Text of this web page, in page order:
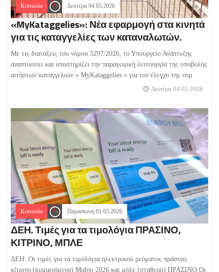
Κοινωνία Δευτέρα 04.05.2026
«MyKataggelies»: Νέα εφαρμογή στα κινητά
για τις καταγγελίες των καταναλωτών.
Με τις διατάξεις του νόμου 5297/2026, το Υπουργείο Ανάπτυξης
αναπτύσσει και υποστηρίζει την παραγωγική λειτουργία της υποβολής
αιτήσεων καταγγελιών « MyKataggelies » για τον έλεγχο της νομ
Δευτέρα 04.05.2026
Κοινωνία Παρασκευή 01.05.2026
ΔΕΗ. Τιμές για τα τιμολόγια ΠΡΑΣΙΝΟ,
ΚΙΤΡΙΝΟ, ΜΠΛΕ
ΔΕΗ: Οι τιμές για τα τιμολόγια ηλεκτρικού ρεύματος πράσινο,
κίτρινο (κυμαινόμενα) Μαΐου 2026 και μπλε (σταθερό) ΠΡΑΣΙΝΟ Οι